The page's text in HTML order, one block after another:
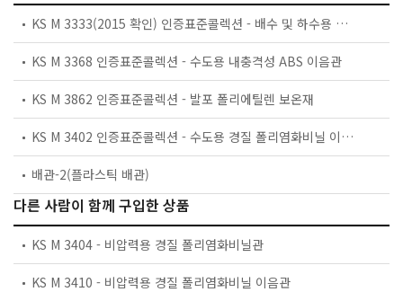
KS M 3333(2015 확인) 인증표준콜렉션 - 배수 및 하수용 플라스틱 배관계－불포화 폴리에스테르 수지 유리섬유 강화 플라스틱(GRP)－압력 및 비압력 배관
KS M 3368 인증표준콜렉션 - 수도용 내충격성 ABS 이음관
KS M 3862 인증표준콜렉션 - 발포 폴리에틸렌 보온재
KS M 3402 인증표준콜렉션 - 수도용 경질 폴리염화비닐 이음관
배관-2(플라스틱 배관)
다른 사람이 함께 구입한 상품
KS M 3404 - 비압력용 경질 폴리염화비닐관
KS M 3410 - 비압력용 경질 폴리염화비닐 이음관